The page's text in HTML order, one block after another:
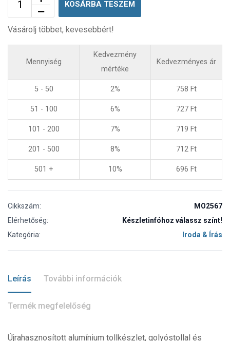
KOSÁRBA TESZEM
Vásárolj többet, kevesebbért!
Mennyiség
Kedvezmény
mértéke
Kedvezményes ár
5 - 50 2% 758 Ft
51 - 100 6% 727 Ft
101 - 200 7% 719 Ft
201 - 500 8% 712 Ft
501 + 10% 696 Ft
Cikkszám:
MO2567
Elérhetőség:
Készletinfóhoz válassz színt!
Kategória:
Iroda & Írás
Leírás További információk
Termék megfelelőség
Újrahasznosított alumínium tollkészlet, golyóstollal és